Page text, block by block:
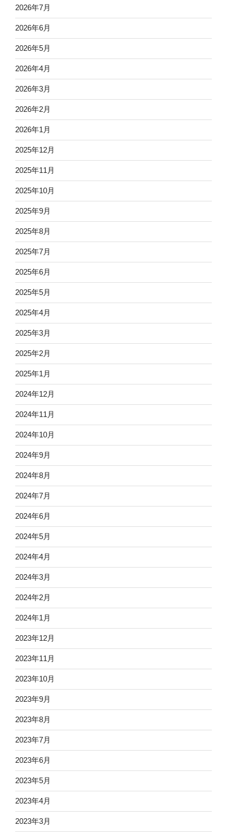
2026年7月
2026年6月
2026年5月
2026年4月
2026年3月
2026年2月
2026年1月
2025年12月
2025年11月
2025年10月
2025年9月
2025年8月
2025年7月
2025年6月
2025年5月
2025年4月
2025年3月
2025年2月
2025年1月
2024年12月
2024年11月
2024年10月
2024年9月
2024年8月
2024年7月
2024年6月
2024年5月
2024年4月
2024年3月
2024年2月
2024年1月
2023年12月
2023年11月
2023年10月
2023年9月
2023年8月
2023年7月
2023年6月
2023年5月
2023年4月
2023年3月